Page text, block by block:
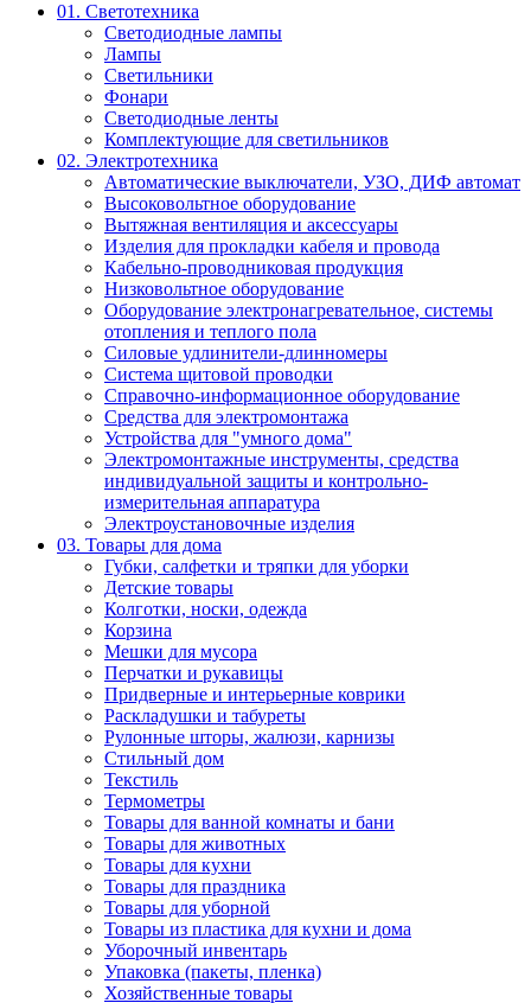
01. Светотехника
Светодиодные лампы
Лампы
Светильники
Фонари
Светодиодные ленты
Комплектующие для светильников
02. Электротехника
Автоматические выключатели, УЗО, ДИФ автомат
Высоковольтное оборудование
Вытяжная вентиляция и аксессуары
Изделия для прокладки кабеля и провода
Кабельно-проводниковая продукция
Низковольтное оборудование
Оборудование электронагревательное, системы
отопления и теплого пола
Силовые удлинители-длинномеры
Система щитовой проводки
Справочно-информационное оборудование
Средства для электромонтажа
Устройства для "умного дома"
Электромонтажные инструменты, средства
индивидуальной защиты и контрольно-
измерительная аппаратура
Электроустановочные изделия
03. Товары для дома
Губки, салфетки и тряпки для уборки
Детские товары
Колготки, носки, одежда
Корзина
Мешки для мусора
Перчатки и рукавицы
Придверные и интерьерные коврики
Раскладушки и табуреты
Рулонные шторы, жалюзи, карнизы
Стильный дом
Текстиль
Термометры
Товары для ванной комнаты и бани
Товары для животных
Товары для кухни
Товары для праздника
Товары для уборной
Товары из пластика для кухни и дома
Уборочный инвентарь
Упаковка (пакеты, пленка)
Хозяйственные товары